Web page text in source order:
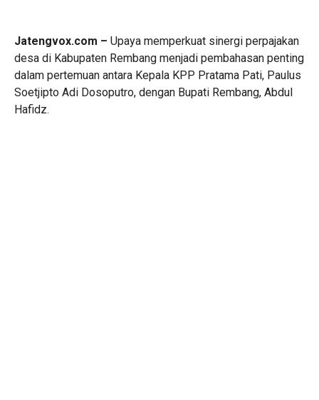
Jatengvox.com – Upaya memperkuat sinergi perpajakan
desa di Kabupaten Rembang menjadi pembahasan penting
dalam pertemuan antara Kepala KPP Pratama Pati, Paulus
Soetjipto Adi Dosoputro, dengan Bupati Rembang, Abdul
Hafidz.